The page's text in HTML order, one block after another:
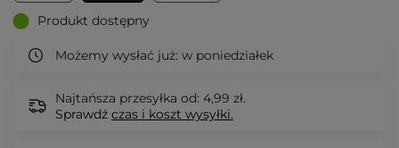
Produkt dostępny
Możemy wysłać już: w poniedziałek
Najtańsza przesyłka od: 4,99 zł.
Sprawdź czas i koszt wysyłki.